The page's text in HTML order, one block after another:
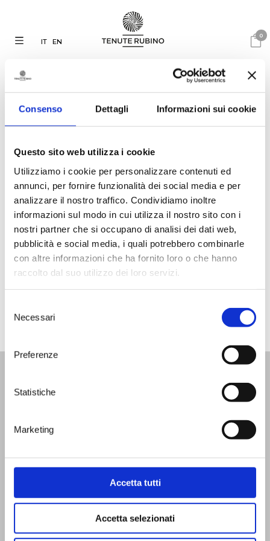
Consenso Dettagli Informazioni sui cookie
Questo sito web utilizza i cookie
Utilizziamo i cookie per personalizzare contenuti ed
annunci, per fornire funzionalità dei social media e per
analizzare il nostro traffico. Condividiamo inoltre
informazioni sul modo in cui utilizza il nostro sito con i
nostri partner che si occupano di analisi dei dati web,
pubblicità e social media, i quali potrebbero combinarle
con altre informazioni che ha fornito loro o che hanno
raccolto dal suo utilizzo dei loro servizi.
delNecessari
Preferenze
Statistiche
Marketing
Accetta tutti
Accetta selezionati
0
IT EN
OTHMAR KIEM
INTERVIEWS LUIGI
RUBINO IN THE APRIL
ISSUE OF FALSTAFF
Othmar Kiem interviews Luigi
Rubino in the April issue of
Falstaff
-> Read full article here
WINE BAR
News
Events
Contacts
Facebook
Linkedin